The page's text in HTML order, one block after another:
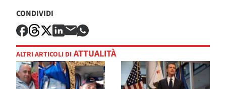
CONDIVIDI
ALTRI ARTICOLI DI ATTUALITÀ